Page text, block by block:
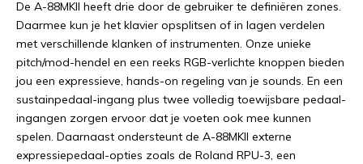
De A-88MKII heeft drie door de gebruiker te definiëren zones.
Daarmee kun je het klavier opsplitsen of in lagen verdelen
met verschillende klanken of instrumenten. Onze unieke
pitch/mod-hendel en een reeks RGB-verlichte knoppen bieden
jou een expressieve, hands-on regeling van je sounds. En een
sustainpedaal-ingang plus twee volledig toewijsbare pedaal-
ingangen zorgen ervoor dat je voeten ook mee kunnen
spelen. Daarnaast ondersteunt de A-88MKII externe
expressiepedaal-opties zoals de Roland RPU-3, een